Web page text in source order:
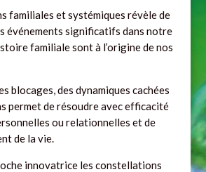
familiales et systémiques révèle de
événements significatifs dans notre
familiale sont à l’origine de nos
blocages, des dynamiques cachées
permet de résoudre avec efficacité
ou relationnelles et de
de la vie.
innovatrice les constellations